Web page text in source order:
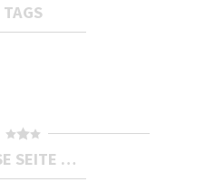
TAGS
SEITE …